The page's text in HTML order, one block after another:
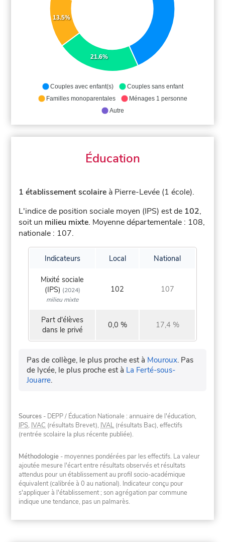
21.6%
13.5%
Couples avec enfant(s)
Couples sans enfant
Familles monoparentales
Ménages 1 personne
Autre
Éducation
1 établissement scolaire à Pierre-Levée (1 école).
L'indice de position sociale moyen (IPS) est de 102,
soit un milieu mixte. Moyenne départementale : 108,
nationale : 107.
Indicateurs Local National
Mixité sociale
(IPS) (2024)
milieu mixte
102 107
Part d'élèves
dans le privé
0,0 % 17,4 %
Pas de collège, le plus proche est à Mouroux. Pas
de lycée, le plus proche est à La Ferté-sous-
Jouarre.
Sources - DEPP / Éducation Nationale : annuaire de l'éducation,
IPS, IVAC (résultats Brevet), IVAL (résultats Bac), effectifs
(rentrée scolaire la plus récente publiée).
Méthodologie - moyennes pondérées par les effectifs. La valeur
ajoutée mesure l'écart entre résultats observés et résultats
attendus pour un établissement au profil socio-académique
équivalent (calibrée à 0 au national). Indicateur conçu pour
s'appliquer à l'établissement ; son agrégation par commune
indique une tendance, pas un palmarès.